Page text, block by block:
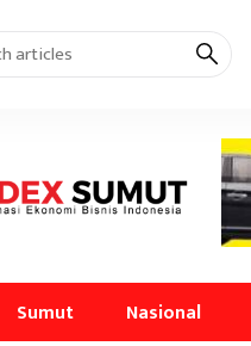
Sumut Nasional